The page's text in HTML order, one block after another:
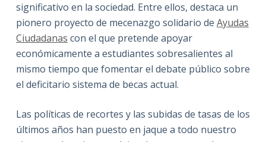
significativo en la sociedad. Entre ellos, destaca un
pionero proyecto de mecenazgo solidario de Ayudas
Ciudadanas con el que pretende apoyar
económicamente a estudiantes sobresalientes al
mismo tiempo que fomentar el debate público sobre
el deficitario sistema de becas actual.
Las políticas de recortes y las subidas de tasas de los
últimos años han puesto en jaque a todo nuestro